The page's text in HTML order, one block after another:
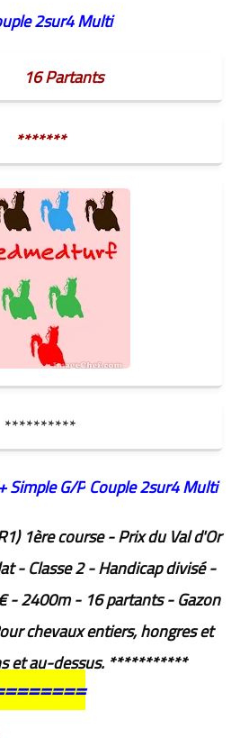
2sur4Multi
16 Partants
*******
**********
Simple G/PCouple2sur4Multi
1ère course - Prix du Val d'Or
- Classe 2 - Handicap divisé -
- 2400m - 16 partants - Gazon
chevaux entiers, hongres et
et au-dessus. ***********